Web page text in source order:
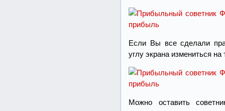
Если Вы все сделали
углу экрана измениться
Можно оставить